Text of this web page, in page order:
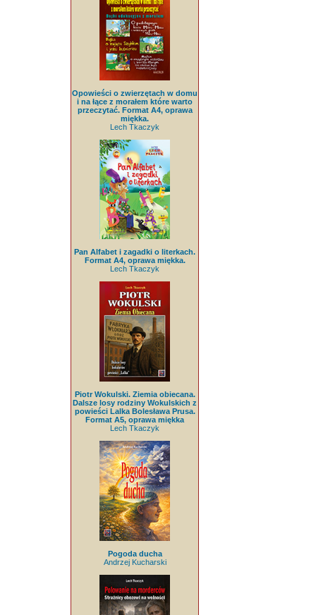
Opowieści o zwierzętach w domu
i na łące z morałem które warto
przeczytać. Format A4, oprawa
miękka.
Lech Tkaczyk
Pan Alfabet i zagadki o literkach.
Format A4, oprawa miękka.
Lech Tkaczyk
Piotr Wokulski. Ziemia obiecana.
Dalsze losy rodziny Wokulskich z
powieści Lalka Bolesława Prusa.
Format A5, oprawa miękka
Lech Tkaczyk
Pogoda ducha
Andrzej Kucharski